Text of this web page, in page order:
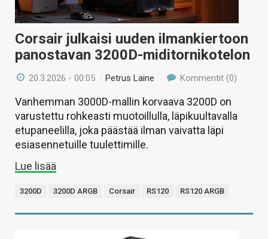
Corsair julkaisi uuden ilmankiertoon
panostavan 3200D-miditornikotelon
20.3.2026 - 00:05 /Petrus Laine Kommentit (0)
Vanhemman 3000D-mallin korvaava 3200D on
varustettu rohkeasti muotoillulla, läpikuultavalla
etupaneelilla, joka päästää ilman vaivatta läpi
esiasennetuille tuulettimille.
Lue lisää
3200D 3200D ARGB Corsair RS120 RS120 ARGB